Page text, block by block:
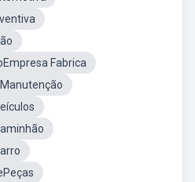
Fabrica